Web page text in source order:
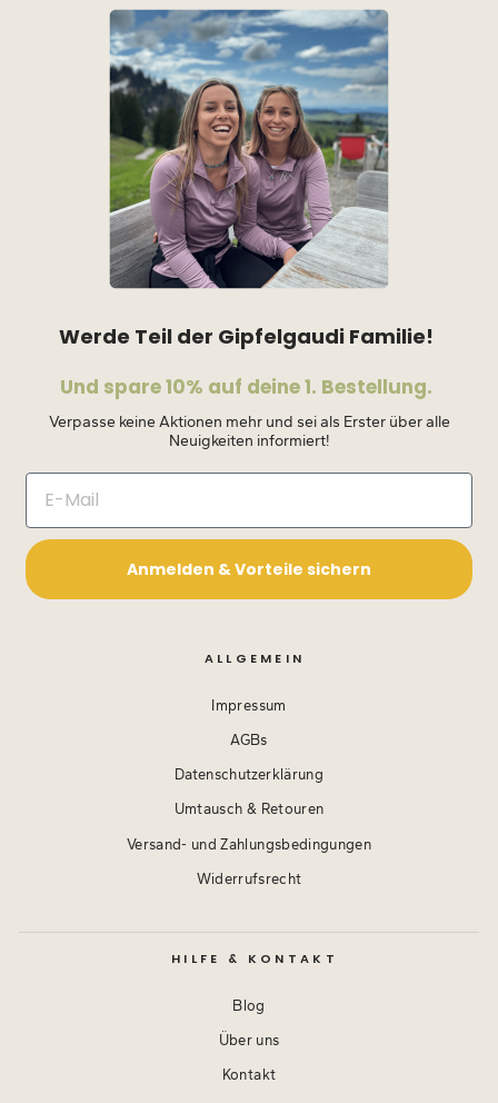
Werde Teil der Gipfelgaudi Familie!
Und spare 10% auf deine 1. Bestellung.
Verpasse keine Aktionen mehr und sei als Erster über alle
Neuigkeiten informiert!
Anmelden & Vorteile sichern
ALLGEMEIN
Impressum
AGBs
Datenschutzerklärung
Umtausch & Retouren
Versand- und Zahlungsbedingungen
Widerrufsrecht
HILFE & KONTAKT
Blog
Über uns
Kontakt